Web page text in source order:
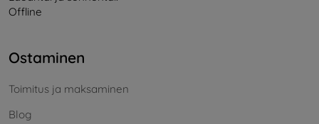
Offline
Ostaminen
Toimitus ja maksaminen
Blog